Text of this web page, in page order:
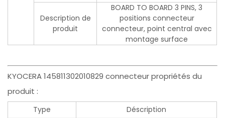
Description de
produit
BOARD TO BOARD 3 PINS, 3
positions connecteur
connecteur, point central avec
montage surface
KYOCERA 145811302010829 connecteur propriétés du
produit :
Type Déscription